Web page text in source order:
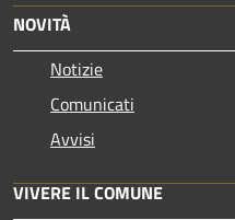
NOVITÀ
Notizie
Comunicati
Avvisi
VIVERE IL COMUNE